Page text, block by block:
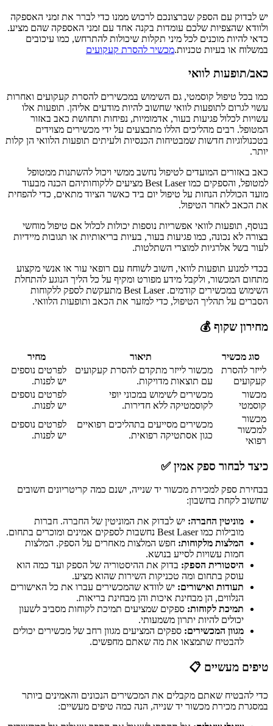
יש לבדוק עם הספק שברצונכם לרכוש ממנו כדי לברר את זמני האספקה
ולוודא שהצפיות שלכם עומדות בקנה אחד עם זמני האספקה שהם מציע.
כדאי להיות מוכנים לכל מיני תקלות שיכולות להתרחש, כמו עיכובים
במשלוח או בעיות טכניות.מכשיר להסרת קעקועים
כאב/תופעות לוואי
כמו בכל טיפול קוסמטי, גם השימוש במכשירים להסרת קעקועים ואחרות
עשוי לגרום לתופעות לוואי שחשוב להיות מודעים אליהן. תופעות אלו
עשויות לכלול פגיעות בעור, אדמומיות, נפיחות ותחושת כאב באזור
המטופל. רבים מהליכים הללו מתבצעים על ידי מכשירים מצוידים
בטכנולוגיות חדשות שמבטיחות הכנסיות ולעיתים תופעות הלוואי הן קלות
יותר.
כאב באזורים המועדים לטיפול נחשב ממשי ויכול להשתנות ממטופל
למטופל, והספקים כמו Best Laser מציעים ללקוחותיהם הכנה מבעוד
מועד הכוללת הנחות על טיפול יום ביד כאשר הציוד מתאים, כדי להפחית
את הכאב לאחר הטיפול.
בנוסף, תופעות לוואי אפשריות נוספות יכולות לכלול אם טיפול מוחשי
בצורה לא נכונה, כמו פגיעות בעור, בעיות בריאותיות או תגובות מיידיות
לעור בשל אלרגיות למוצרי השתלטות.
בכדי למנוע תופעות לוואי, חשוב לשוחח עם רופאי עור או אנשי מקצוע
מתחום המכשור, ולקבל מידע מפורט ומקיף על כל הליך הנוגע להתחלת
השימוש במכשירים קודמים. Best Laser מתעקשת לספק ללקוחות
הסברים על תהליך הטיפול, כדי למזער את הכאב ותופעות הלוואי.
מחירון שקוף 💰
סוג מכשיר תיאור
מחיר
לייזר להסרת
קעקועים
מכשור לייזר מתקדם להסרת קעקועים
עם תוצאות מדויקות.
לפרטים נוספים
יש לפנות.
מכשור
קוסמטי
מכשירים לשימוש במכוני יופי
לקוסמטיקה ללא חדירות.
לפרטים נוספים
יש לפנות.
מכשור
למכשור
רפואי
מכשירים מסייעים בתהליכים רפואיים
כגון אסתטיקה רפואית.
לפרטים נוספים
יש לפנות.
כיצד לבחור ספק אמין ✅
בבחירת ספק למכירת מכשור יד שנייה, ישנם כמה קריטריונים חשובים
שחשוב לקחת בחשבון:
מוניטין החברה: יש לבדוק את המוניטין של החברה. חברות
מובילות כמו Best Laser נחשבות לספקים אמינים ומוכרים בתחום.
המלצות מלקוחות: חפש המלצות מאחרים על הספק. המלצות
חמות עשויות לסייע בנושא.
היסטורית הספק: בדוק את ההיסטוריה של הספק ועד כמה הוא
עוסק בתחום ומה טכניקות השירות שהוא מציע.
תעודות ואישורים: יש לוודא שהמכשירים עברו את כל האישורים
הנלווים, הן מבחינת איכות והן מבחינת בריאות.
תמיכת לקוחות: ספקים שמציעים תמיכת לקוחות מסביב לשעון
יכולים להיות יתרון משמעותי.
מגוון המכשירים: ספקים המציעים מגוון רחב של מכשירים יכולים
להבטיח שתמצאו את מה שאתם מחפשים.
טיפים מעשיים 📋
כדי להבטיח שאתם מקבלים את המכשירים הנכונים והאמינים ביותר
במסגרת מכירת מכשור יד שנייה, הנה כמה טיפים מעשיים: